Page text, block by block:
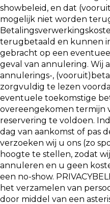
showbeleid, en dat
mogelijk niet worden
terugbetaald en kunnen
gebracht op een
geval van annulering. Wij
annulerings-,
zorgvuldig te lezen
eventuele toekomstige
overeengekomen termijn
reservering te voldoen.
dag van aankomst of pas
verzoeken wij u ons (zo
hoogte te stellen, zodat
annuleren en u geen
een no-show.
het verzamelen van
door middel van een